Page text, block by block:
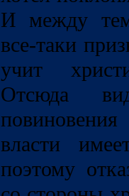
И между
все-таки
учит
Отсюда
власти
поэтому